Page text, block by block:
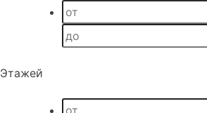
Этажей